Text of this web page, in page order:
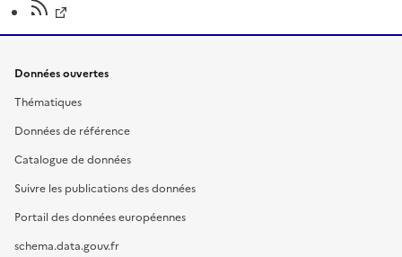
Données ouvertes
Thématiques
Données de référence
Catalogue de données
Suivre les publications des données
Portail des données européennes
schema.data.gouv.fr